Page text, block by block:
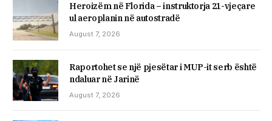
Heroizëm në Florida – instruktorja 21-vjeçare
ul aeroplanin në autostradë
August 7, 2026
Raportohet se një pjesëtar i MUP-it serb është
ndaluar në Jarinë
August 7, 2026